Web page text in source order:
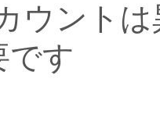
ウント
です